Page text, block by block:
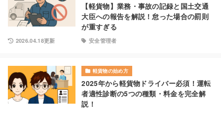
【軽貨物】業務・事故の記録と国土交通
大臣への報告を解説！怠った場合の罰則
が重すぎる
2026.04.18更新 安全管理者
軽貨物の始め方
2025年から軽貨物ドライバー必須！運転
者適性診断の5つの種類・料金を完全解
説！